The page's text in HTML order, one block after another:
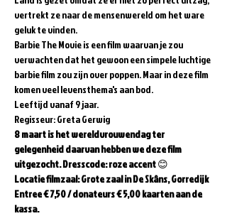
vertrekt ze naar de mensenwereld om het ware
geluk te vinden.
Barbie The Movie is een film waarvan je zou
verwachten dat het gewoon een simpele luchtige
barbie film zou zijn over poppen. Maar in deze film
komen veel levensthema's aan bod.
Leeftijd vanaf 9 jaar.
Regisseur: Greta Gerwig
8 maart is het wereldvrouwendag ter
gelegenheid daarvan hebben we deze film
uitgezocht.Dresscode: roze accent 😊
Locatie filmzaal: Grote zaal in De Skâns, Gorredijk
Entree € 7,50 / donateurs € 5,00 kaarten aan de
kassa.